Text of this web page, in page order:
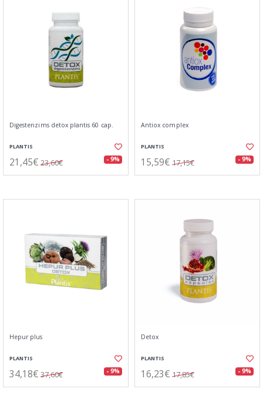
Digestenzims detox plantis 60 cap.
PLANTIS
21,45€ 23,60€ - 9%
Antiox complex
PLANTIS
15,59€ 17,15€ - 9%
Hepur plus
PLANTIS
34,18€ 37,60€ - 9%
Detox
PLANTIS
16,23€ 17,85€ - 9%